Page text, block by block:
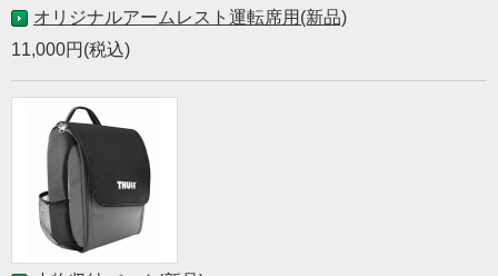
オリジナルアームレスト運転席用(新品)
11,000円(税込)